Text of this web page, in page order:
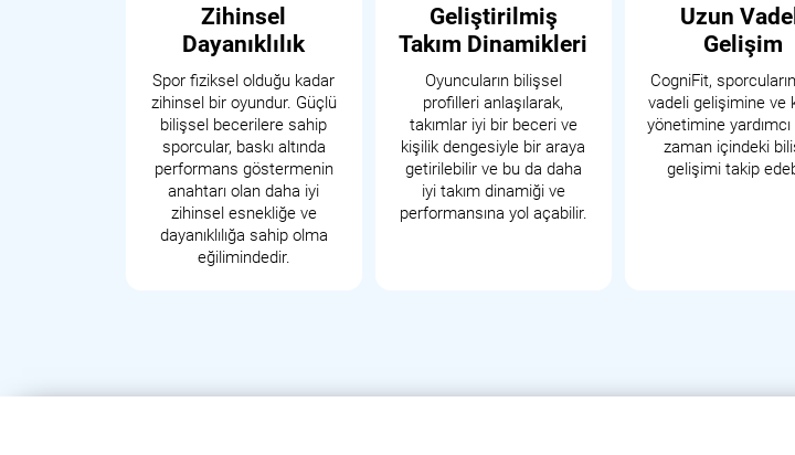
Zihinsel
Dayanıklılık
Spor fiziksel olduğu kadar
zihinsel bir oyundur. Güçlü
bilişsel becerilere sahip
sporcular, baskı altında
performans göstermenin
anahtarı olan daha iyi
zihinsel esnekliğe ve
dayanıklılığa sahip olma
eğilimindedir.
Geliştirilmiş
Takım Dinamikleri
Oyuncuların bilişsel
profilleri anlaşılarak,
takımlar iyi bir beceri ve
kişilik dengesiyle bir araya
getirilebilir ve bu da daha
iyi takım dinamiği ve
performansına yol açabilir.
Uzun
Gelişim
CogniFit,
vadeli gelişimine ve
yönetimine
zaman içindeki
gelişimi takip